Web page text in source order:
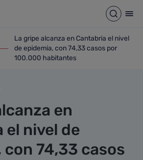
Abrir
opciones del camino de migas
a La gripe alcanza en Cantabria el
La gripe alcanza en Cantabria el nivel
de epidemia, con 74,33 casos por
100.000 habitantes
en
el nivel de
con 74,33 casos